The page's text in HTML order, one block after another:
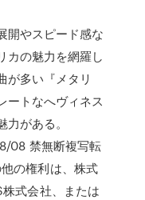
開やスピード感な
カの魅力を網羅し
が多い『メタリ
ートなへヴィネス
がある。
08 禁無断複写転
の権利は、株式
式会社、または